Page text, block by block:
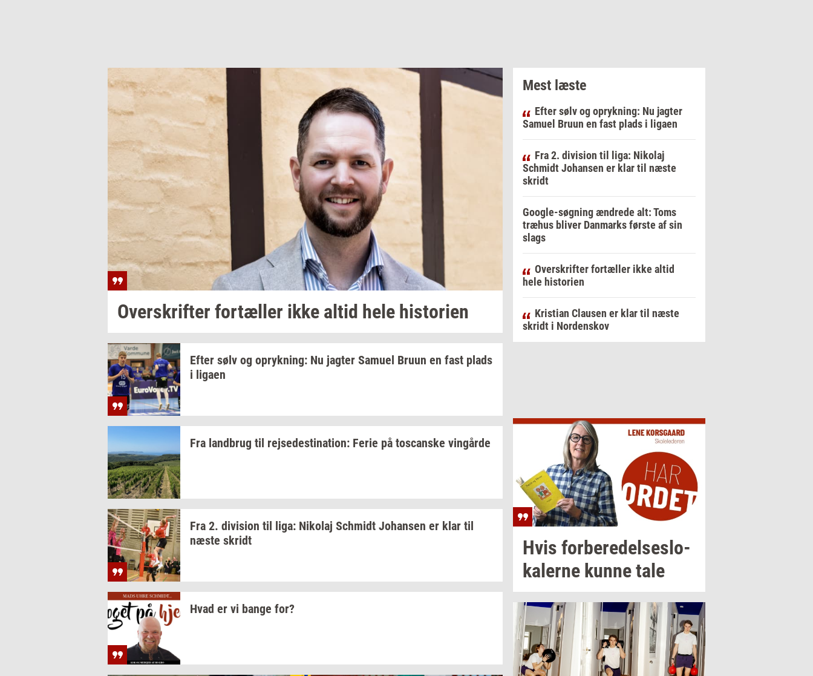
Over­skrif­ter for­tæl­ler ikke altid hele hi­sto­ri­en
Efter sølv og op­ryk­ning: Nu jag­ter Samu­el Bruun en fast plads
i liga­en
Fra land­brug til rej­se­desti­na­tion: Ferie på toscan­ske vin­går­de
Fra 2. di­vi­sion til liga: Ni­ko­laj Sch­midt Jo­han­sen er klar til
næste skridt
Hvad er vi bange for?
Mest læste
Efter sølv og oprykning: Nu jagter
Samuel Bruun en fast plads i ligaen
Fra 2. division til liga: Nikolaj
Schmidt Johansen er klar til næste
skridt
Google-søgning ændrede alt: Toms
træhus bliver Danmarks første af sin
slags
Overskrifter fortæller ikke altid
hele historien
Kristian Clausen er klar til næste
skridt i Nordenskov
Hvis for­be­re­del­ses­lo­
ka­ler­ne kunne tale